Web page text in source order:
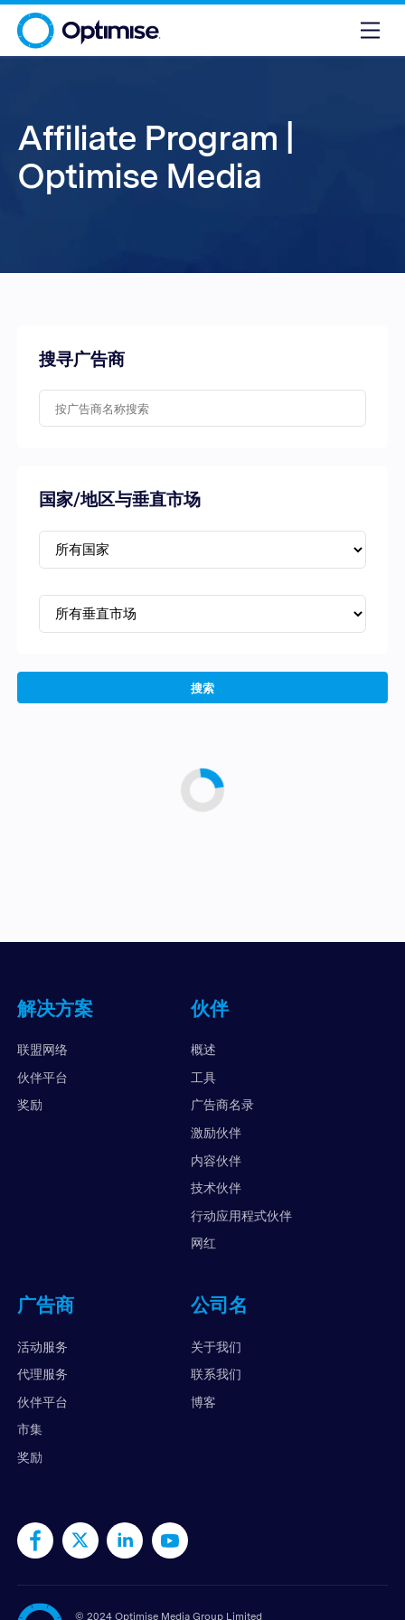
Affiliate Program |
Optimise Media
搜寻广告商
国家/地区与垂直市场
搜索
解决方案
联盟网络
伙伴平台
奖励
伙伴
概述
工具
广告商名录
激励伙伴
内容伙伴
技术伙伴
行动应用程式伙伴
网红
广告商
活动服务
代理服务
伙伴平台
市集
奖励
公司名
关于我们
联系我们
博客
© 2024 Optimise Media Group Limited